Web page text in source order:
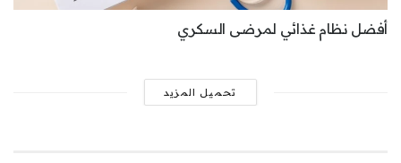
أفضل نظام غذائي لمرضى السكري
تحميل المزيد